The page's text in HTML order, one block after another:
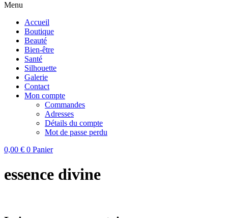
Menu
Accueil
Boutique
Beauté
Bien-être
Santé
Silhouette
Galerie
Contact
Mon compte
Commandes
Adresses
Détails du compte
Mot de passe perdu
0,00 € 0 Panier
essence divine